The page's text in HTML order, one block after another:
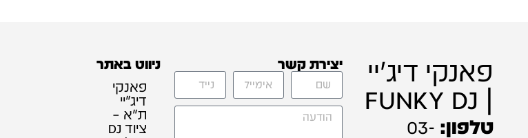
פאנקי דיג'יי
| FUNKY DJ
טלפון: 03-
יצירת קשר
ניווט באתר
פאנקי
דיג׳יי
ת"א –
ציוד DJ